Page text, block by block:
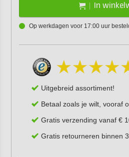
In
Op werkdagen voor 17:00 uur
Uitgebreid assortiment!
Betaal zoals je wilt, vooraf
Gratis verzending vanaf €
Gratis retourneren binnen